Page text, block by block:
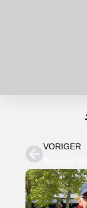
VORIGER